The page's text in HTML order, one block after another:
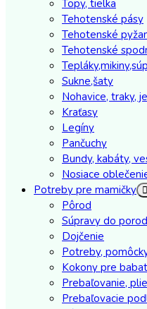
Topy, tielka
Tehotenské pásy
Tehotenské
Tehotenské
Sukne,šaty
Nohavice, traky,
Kraťasy
Legíny
Pančuchy
Bundy, kabáty,
Nosiace
Potreby pre mamičky
Pôrod
Súpravy do
Dojčenie
Potreby,
Kokony pre
Prebaľovanie,
Prebaľovacie